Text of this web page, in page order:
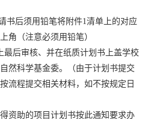
书后须用铅笔将附件1清单上的对应
角（注意必须用铅笔）
最后审核、并在纸质计划书上盖学校
然科学基金委。（由于计划书提交
流程提交相关材料，如不按规定日
资助的项目计划书按此通知要求办